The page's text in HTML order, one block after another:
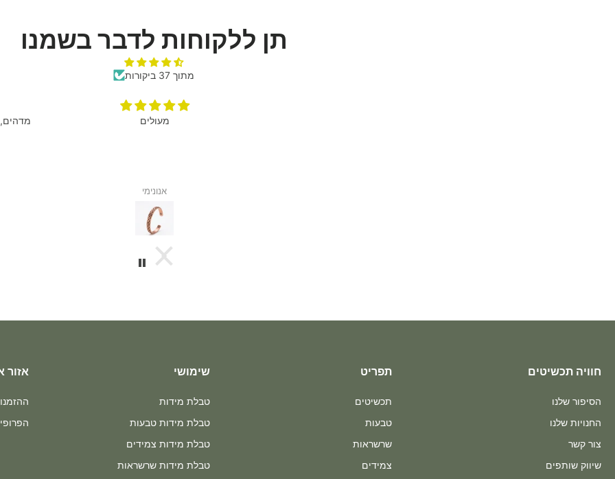
תן ללקוחות לדבר בשמנו
מתוך 37 ביקורות
מעולים
אנונימי
חוויה תכשיטים
הסיפור שלנו
החנויות שלנו
צור קשר
שיווק שותפים
תפריט
תכשיטים
טבעות
שרשראות
צמידים
שימושי
טבלת מידות
טבלת מידות טבעות
טבלת מידות צמידים
טבלת מידות שרשראות
אזור